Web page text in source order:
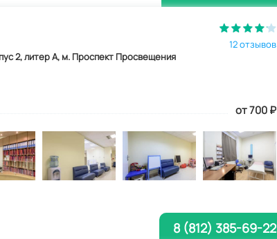
2, литер А, м. Проспект Просвещения
12 отзывов
от 700₽
8 (812) 385-69-22